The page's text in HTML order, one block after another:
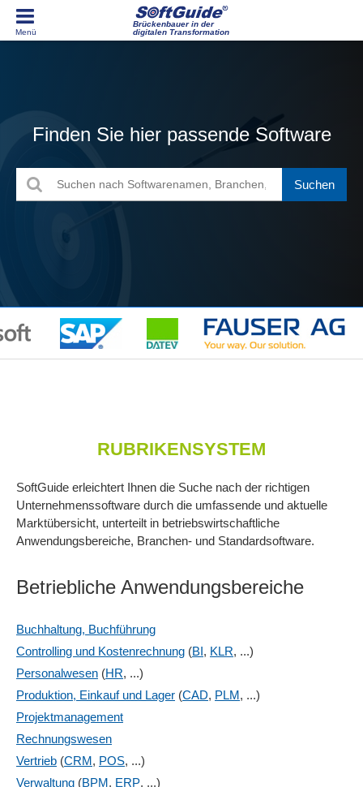
Brückenbauer in der
digitalen Transformation
Finden Sie hier passende Software
RUBRIKENSYSTEM
SoftGuide erleichtert Ihnen die Suche nach der richtigen
Unternehmenssoftware durch die umfassende und aktuelle
Marktübersicht, unterteilt in betriebswirtschaftliche
Anwendungsbereiche, Branchen- und Standardsoftware.
Betriebliche Anwendungsbereiche
Buchhaltung, Buchführung
Controlling und Kostenrechnung (BI, KLR, ...)
Personalwesen (HR, ...)
Produktion, Einkauf und Lager (CAD, PLM, ...)
Projektmanagement
Rechnungswesen
Vertrieb (CRM, POS, ...)
Verwaltung (BPM, ERP, ...)